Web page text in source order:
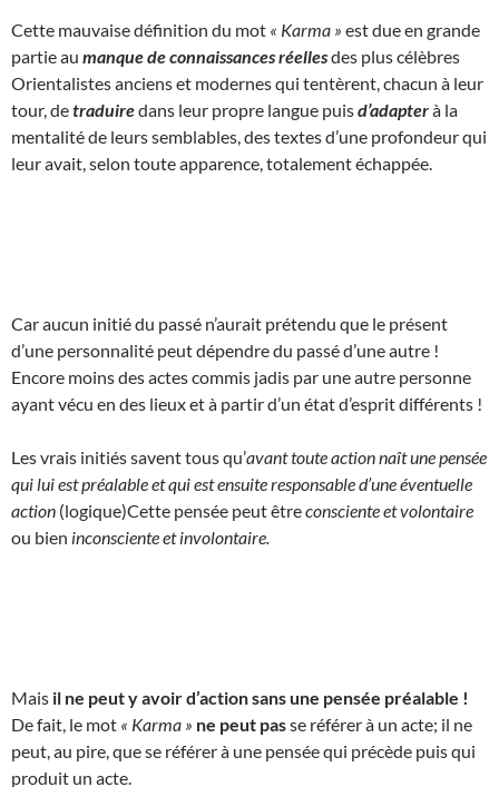
Cette mauvaise définition du mot « Karma » est due en grande
partie au manque de connaissances réellesdes plus célèbres
Orientalistes anciens et modernes qui tentèrent, chacun à leur
tour, detraduiredans leur propre langue puisd’adapterà la
mentalité de leurs semblables, des textes d’une profondeur qui
leur avait, selon toute apparence, totalement échappée.
Car aucun initié du passé n’aurait prétendu que le présent
d’une personnalité peut dépendre du passé d’une autre !
Encore moins des actes commis jadis par une autre personne
ayant vécu en des lieux et à partir d’un état d’esprit différents !
Les vrais initiés savent tous qu’avant toute action naît une pensée
qui lui est préalable et qui est ensuite responsable d’une éventuelle
action (logique)Cette pensée peut êtreconsciente et volontaire
ou bien inconsciente et involontaire.
Mais il ne peut y avoir d’action sans une pensée préalable !
De fait, le mot « Karma » ne peut passe référer à un acte; il ne
peut, au pire, que se référer à une pensée qui précède puis qui
produit un acte.